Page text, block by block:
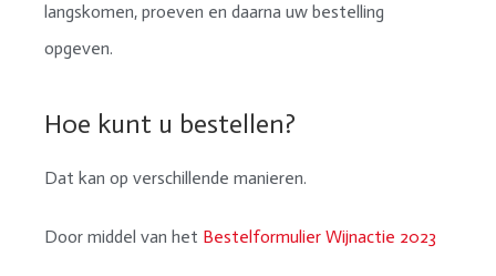
langskomen, proeven en daarna uw bestelling
opgeven.
Hoe kunt u bestellen?
Dat kan op verschillende manieren.
Door middel van het Bestelformulier Wijnactie 2023